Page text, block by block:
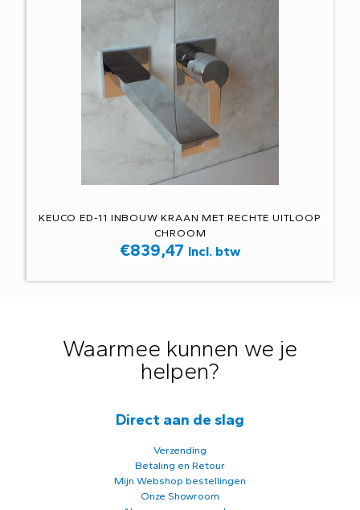
KEUCO ED-11 INBOUW KRAAN MET RECHTE UITLOOP
CHROOM
€839,47 Incl. btw
Waarmee kunnen we je
helpen?
Direct aan de slag
Verzending
Betaling en Retour
Mijn Webshop bestellingen
Onze Showroom